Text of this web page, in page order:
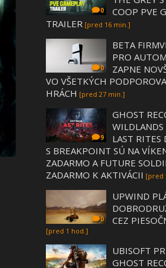
0
COOP PVE
TRAILER [pred 16 min.]
0
BETA
PRO
ZAPNE
VO VŠETKÝCH
HRÁCH [pred 27 min.]
9
GHOST
WILDLANDS
LAST RITES
S BREAKPOINT SÚ NA
ZADARMO A FUTURE
ZADARMO K AKTIVÁCII [pred
0
UPWIND
CEZ
[pred 1 hod.]
UBISOFT
GHOST